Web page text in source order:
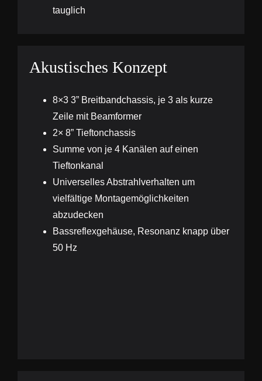
tauglich
Akustisches Konzept
8×3 3” Breitbandchassis, je 3 als kurze
Zeile mit Beamformer
2× 8” Tieftonchassis
Summe von je 4 Kanälen auf einen
Tieftonkanal
Universelles Abstrahlverhalten um
vielfältige Montagemöglichkeiten
abzudecken
Bassreflexgehäuse, Resonanz knapp über
50 Hz